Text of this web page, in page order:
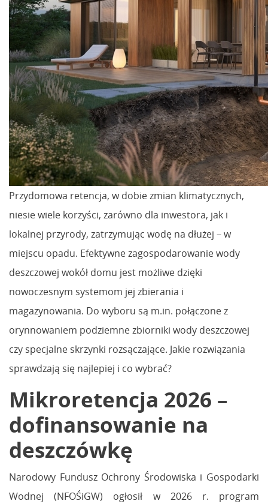
Przydomowa retencja, w dobie zmian klimatycznych,
niesie wiele korzyści, zarówno dla inwestora, jak i
lokalnej przyrody, zatrzymując wodę na dłużej – w
miejscu opadu. Efektywne zagospodarowanie wody
deszczowej wokół domu jest możliwe dzięki
nowoczesnym systemom jej zbierania i
magazynowania. Do wyboru są m.in. połączone z
orynnowaniem podziemne zbiorniki wody deszczowej
czy specjalne skrzynki rozsączające. Jakie rozwiązania
sprawdzają się najlepiej i co wybrać?
Mikroretencja 2026 –
dofinansowanie na
deszczówkę
Narodowy Fundusz Ochrony Środowiska i Gospodarki
Wodnej (NFOŚiGW) ogłosił w 2026 r. program